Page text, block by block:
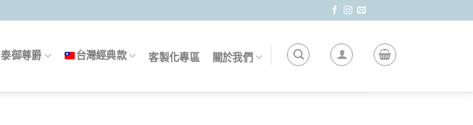
泰御尊爵 台灣經典款 客製化專區 關於我們